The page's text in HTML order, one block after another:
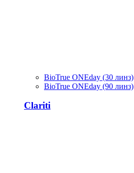
BioTrue ONEday (30 линз)
BioTrue ONEday (90 линз)
Clariti